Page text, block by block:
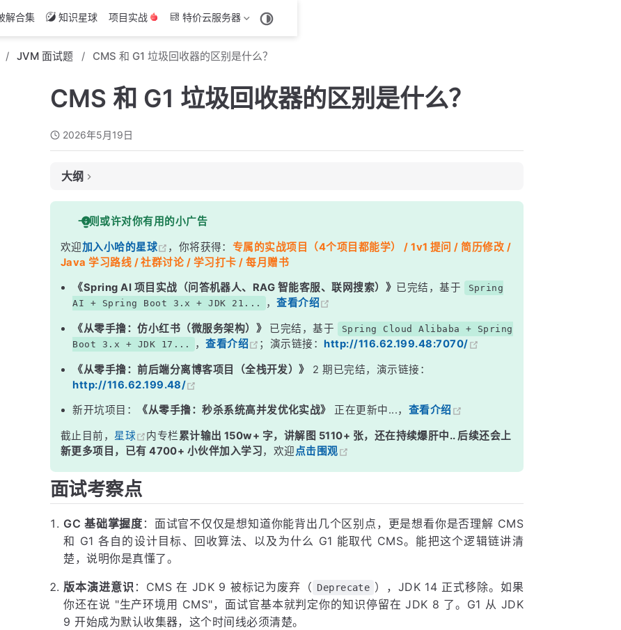
解合集 知识星球 项目实战 特价云服务器
JVM 面试题 CMS 和 G1 垃圾回收器的区别是什么？
CMS 和 G1 垃圾回收器的区别是什么？
2026年5月19日
大纲
面试考察点
核心答案
深度解析
二、G1：Region 化的革命性设计
三、CMS vs G1 核心区别对比
面试高频追问
常见面试变体
记忆口诀
总结
一则或许对你有用的小广告
欢迎加入小哈的星球 ，你将获得： 专属的实战项目（4个项目都能学） / 1v1 提问 / 简历修改 /
Java 学习路线 / 社群讨论 / 学习打卡 / 每月赠书
《Spring AI 项目实战（问答机器人、RAG 智能客服、联网搜索）》 已完结，基于
Spring
AI + Spring Boot 3.x + JDK 21...
，查看介绍
《从零手撸：仿小红书（微服务架构）》 已完结，基于
Spring Cloud Alibaba + Spring
Boot 3.x + JDK 17...
，查看介绍 ；演示链接：http://116.62.199.48:7070/
《从零手撸：前后端分离博客项目（全栈开发）》
2 期已完结，演示链接：
http://116.62.199.48/
新开坑项目： 《从零手撸：秒杀系统高并发优化实战》 正在更新中...， 查看介绍
截止目前， 星球 内专栏累计输出 150w+ 字，讲解图 5110+ 张，还在持续爆肝中.. 后续还会上
新更多项目，已有 4700+ 小伙伴加入学习，欢迎点击围观
面试考察点
GC 基础掌握度 ：面试官不仅仅是想知道你能背出几个区别点，更是想看你是否理解 CMS
和 G1 各自的设计目标、回收算法、以及为什么 G1 能取代 CMS。能把这个逻辑链讲清
楚，说明你是真懂了。
版本演进意识 ：CMS 在 JDK 9 被标记为废弃（ Deprecate ），JDK 14 正式移除。如果
你还在说 "生产环境用 CMS"，面试官基本就判定你的知识停留在 JDK 8 了。G1 从 JDK
9 开始成为默认收集器，这个时间线必须清楚。